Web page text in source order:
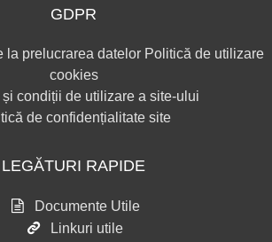
GDPR
la prelucrarea datelor Politică de utilizare
cookies
și condiții de utilizare a site-ului
de confidențialitate site
LEGĂTURI RAPIDE
Documente Utile
Linkuri utile